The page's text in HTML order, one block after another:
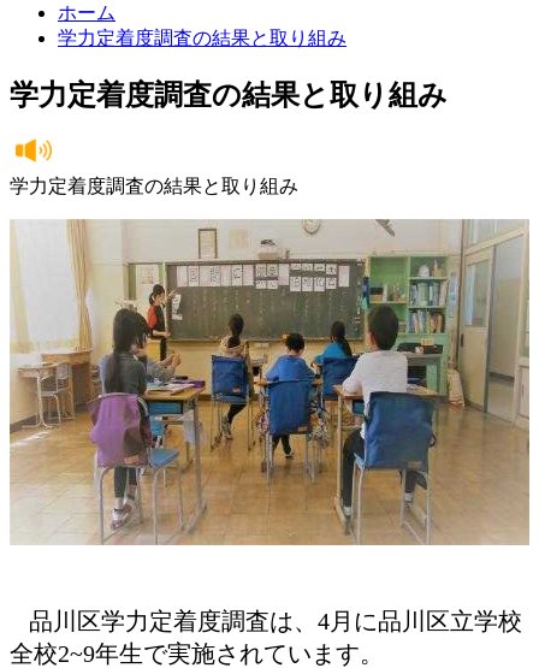
ホーム
学力定着度調査の結果と取り組み
学力定着度調査の結果と取り組み
学力定着度調査の結果と取り組み
品川区学力定着度調査は、4月に品川区立学校
全校2~9年生で実施されています。